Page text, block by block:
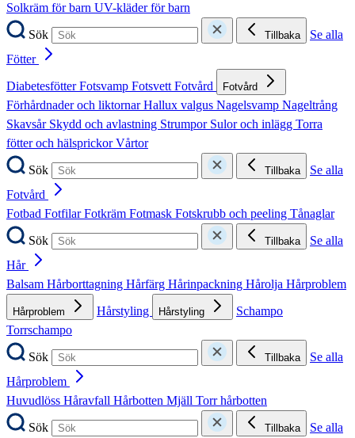
Solkräm för barn UV-kläder för barn
Sök
Tillbaka
Se alla
Fötter
DiabetesfötterFotsvamp FotsvettFotvård Fotvård
Förhårdnader och liktornarHallux valgus Nagelsvamp Nageltrång
Skavsår Skydd och avlastning Strumpor Sulor och inlägg Torra
fötter och hälsprickorVårtor
Sök
Tillbaka
Se alla
Fotvård
Fotbad FotfilarFotkräm Fotmask Fotskrubb och peeling Tånaglar
Sök
Tillbaka
Se alla
Hår
Balsam Hårborttagning Hårfärg Hårinpackning Hårolja Hårproblem
Hårproblem Hårstyling Hårstyling
Schampo
Torrschampo
Sök
Tillbaka
Se alla
Hårproblem
Huvudlöss Håravfall Hårbotten Mjäll Torr hårbotten
Sök
Tillbaka
Se alla